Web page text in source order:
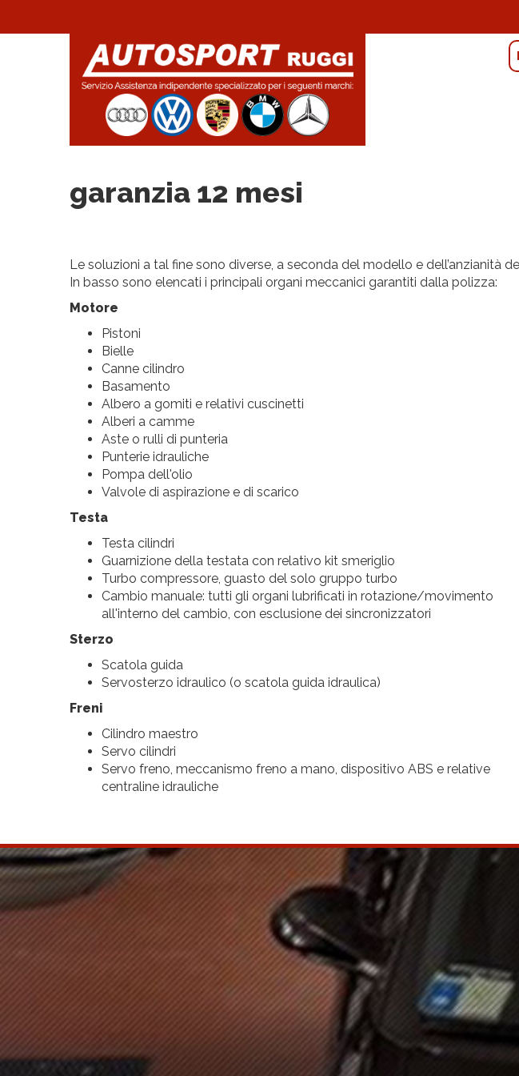
garanzia 12 mesi
Le soluzioni a tal fine sono diverse, a seconda del modello e dell’anzianità
In basso sono elencati i principali organi meccanici garantiti dalla polizza:
Motore
Pistoni
Bielle
Canne cilindro
Basamento
Albero a gomiti e relativi cuscinetti
Alberi a camme
Aste o rulli di punteria
Punterie idrauliche
Pompa dell'olio
Valvole di aspirazione e di scarico
Testa
Testa cilindri
Guarnizione della testata con relativo kit smeriglio
Turbo compressore, guasto del solo gruppo turbo
Cambio manuale: tutti gli organi lubrificati in rotazione/movimento
all'interno del cambio, con esclusione dei sincronizzatori
Sterzo
Scatola guida
Servosterzo idraulico (o scatola guida idraulica)
Freni
Cilindro maestro
Servo cilindri
Servo freno, meccanismo freno a mano, dispositivo ABS e relative
centraline idrauliche